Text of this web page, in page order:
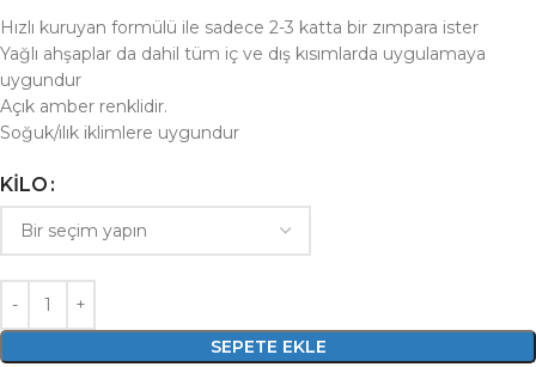
Hızlı kuruyan formülü ile sadece 2-3 katta bir zımpara ister
Yağlı ahşaplar da dahil tüm iç ve dış kısımlarda uygulamaya
uygundur
Açık amber renklidir.
Soğuk/ılık iklimlere uygundur
KILO
SEPETE EKLE